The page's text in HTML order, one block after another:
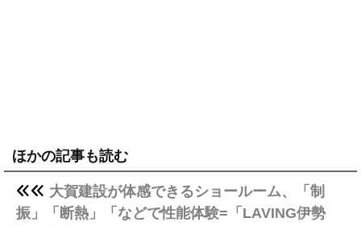
ほかの記事も読む
大賀建設が体感できるショールーム、「制
振」「断熱」「などで性能体験=「LAVING伊勢